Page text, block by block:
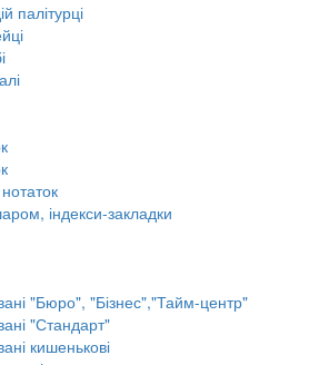
палітурці
індекси-закладки
"Бюро", "Бізнес","Тайм-центр"
"Стандарт"
кишенькові